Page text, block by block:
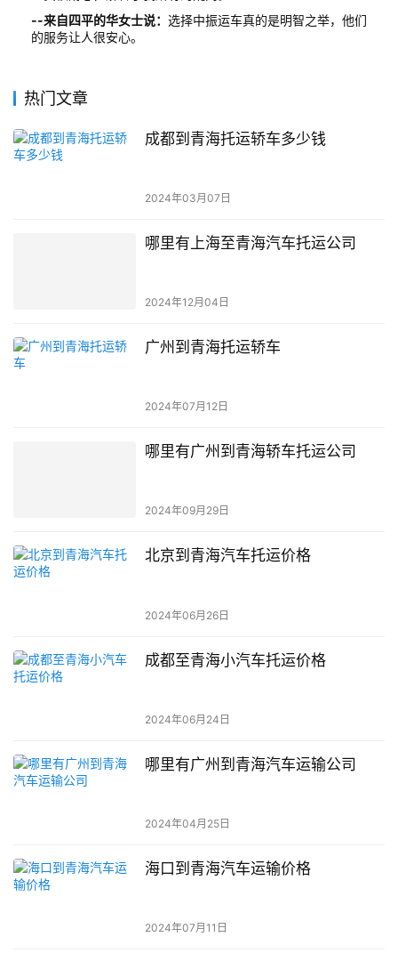
--来自四平的华女士说： 选择中振运车真的是明智之举，他们
的服务让人很安心。
热门文章
成都到青海托运轿车多少钱
2024年03月07日
哪里有上海至青海汽车托运公司
2024年12月04日
广州到青海托运轿车
2024年07月12日
哪里有广州到青海轿车托运公司
2024年09月29日
北京到青海汽车托运价格
2024年06月26日
成都至青海小汽车托运价格
2024年06月24日
哪里有广州到青海汽车运输公司
2024年04月25日
海口到青海汽车运输价格
2024年07月11日